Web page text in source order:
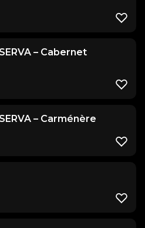
– Cabernet
– Carménère